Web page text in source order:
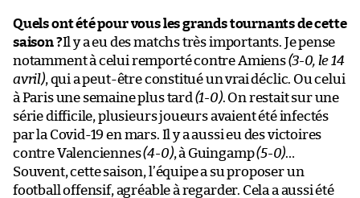
Quels ont été pour vous les grands tournants de cette
saison ?Il y a eu des matchs très importants. Je pense
notamment à celui remporté contre Amiens(3-0, le 14
avril), qui a peut-être constitué un vrai déclic. Ou celui
à Paris une semaine plus tard (1-0). On restait sur une
série difficile, plusieurs joueurs avaient été infectés
par la Covid-19 en mars. Il y a aussi eu des victoires
contre Valenciennes(4-0), à Guingamp(5-0)…
Souvent, cette saison, l’équipe a su proposer un
football offensif, agréable à regarder. Cela a aussi été